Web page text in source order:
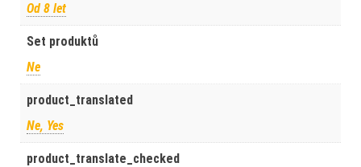
Od 8 let
Set produktů
Ne
product_translated
Ne, Yes
product_translate_checked